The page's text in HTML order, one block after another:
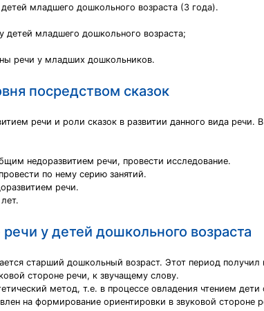
младшего дошкольного возраста (3 года).
детей младшего дошкольного возраста;
речи у младших дошкольников.
посредством сказок
речи и роли сказок в развитии данного вида речи.
недоразвитием речи, провести исследование.
по нему серию занятий.
речи.
у детей дошкольного возраста
старший дошкольный возраст. Этот период получил
стороне речи, к звучащему слову.
метод, т.е. в процессе овладения чтением дети
на формирование ориентировки в звуковой стороне